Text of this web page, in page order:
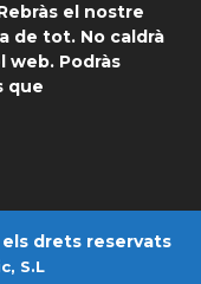
el nostre
de tot. No caldrà
web. Podràs
que
els drets reservats
S.L